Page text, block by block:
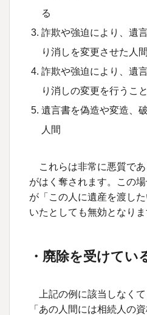
る
詐欺や強迫により、遺
り消しを変更させた人間
詐欺や強迫により、遺
り消しの変更を行うこ
遺言書を偽造や変造、
人間
これらは非常に悪質で
がはく奪されます。この
が「この人に遺産を渡し
いたとしても無効となりま
・廃除を受けてい
上記の例に該当しなく
「あの人間には相続人の